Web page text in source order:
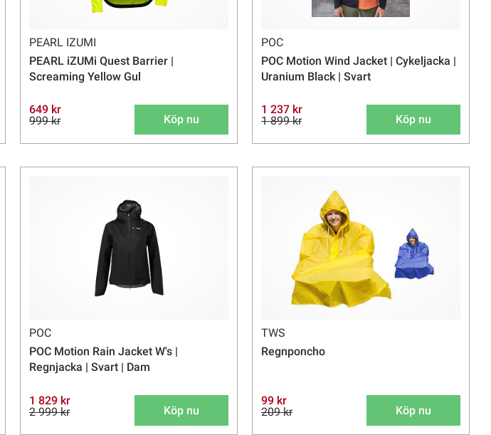
PEARL IZUMI
PEARL iZUMi Quest Barrier |
Screaming Yellow Gul
649 kr
999 kr
Köp nu
POC
POC Motion Wind Jacket | Cykeljacka |
Uranium Black | Svart
1 237 kr
1 899 kr
Köp nu
POC
POC Motion Rain Jacket W's |
Regnjacka | Svart | Dam
1 829 kr
2 999 kr
Köp nu
TWS
Regnponcho
99 kr
209 kr
Köp nu